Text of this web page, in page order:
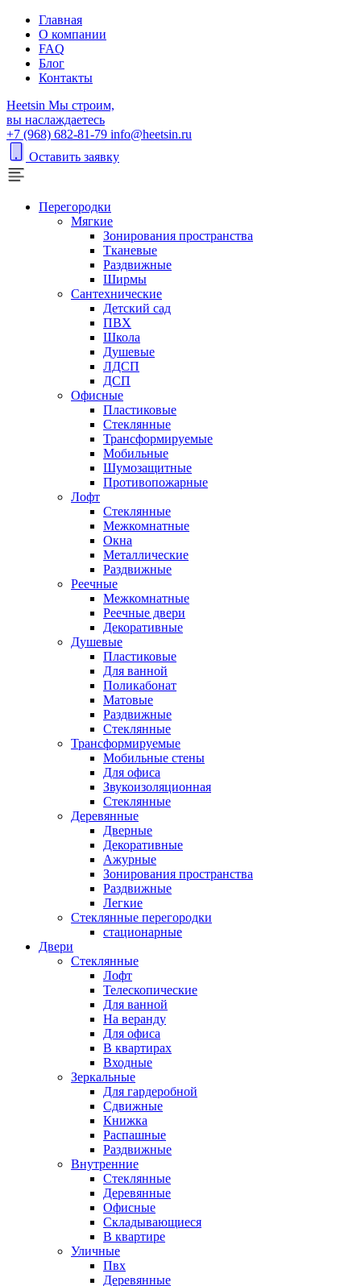
Главная
О компании
FAQ
Блог
Контакты
Heetsin Мы строим,
вы наслаждаетесь
+7 (968) 682-81-79 info@heetsin.ru
Оставить заявку
Перегородки
Мягкие
Зонирования пространства
Тканевые
Раздвижные
Ширмы
Сантехнические
Детский сад
ПВХ
Школа
Душевые
ЛДСП
ДСП
Офисные
Пластиковые
Стеклянные
Трансформируемые
Мобильные
Шумозащитные
Противопожарные
Лофт
Стеклянные
Межкомнатные
Окна
Металлические
Раздвижные
Реечные
Межкомнатные
Реечные двери
Декоративные
Душевые
Пластиковые
Для ванной
Поликабонат
Матовые
Раздвижные
Стеклянные
Трансформируемые
Мобильные стены
Для офиса
Звукоизоляционная
Стеклянные
Деревянные
Дверные
Декоративные
Ажурные
Зонирования пространства
Раздвижные
Легкие
Стеклянные перегородки
стационарные
Двери
Стеклянные
Лофт
Телескопические
Для ванной
На веранду
Для офиса
В квартирах
Входные
Зеркальные
Для гардеробной
Сдвижные
Книжка
Распашные
Раздвижные
Внутренние
Стеклянные
Деревянные
Офисные
Складывающиеся
В квартире
Уличные
Пвх
Деревянные